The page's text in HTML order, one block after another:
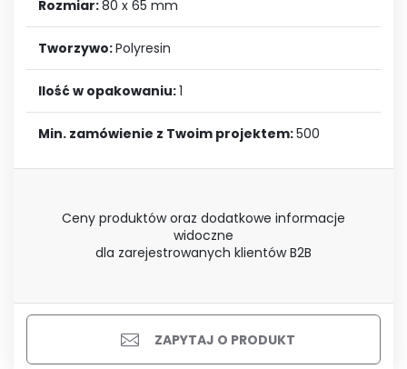
Rozmiar:80 x 65 mm
Tworzywo:Polyresin
Ilość w opakowaniu:1
Min. zamówienie z Twoim projektem:500
Ceny produktów oraz dodatkowe informacje
widoczne
dla zarejestrowanych klientów B2B
ZAPYTAJ O PRODUKT